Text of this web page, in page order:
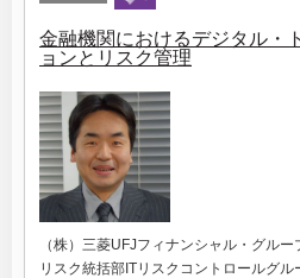
金融機関におけるデジタル・
ョンとリスク管理
（株）三菱UFJフィナンシャル・グルー
リスク統括部ITリスクコントロールグル